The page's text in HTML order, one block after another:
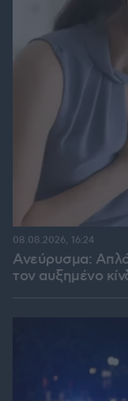
Ανεύρυσμα: Απλό
τον αυξημένο
08.08.2026, 16:24